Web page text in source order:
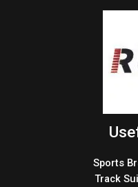
Sports
Track